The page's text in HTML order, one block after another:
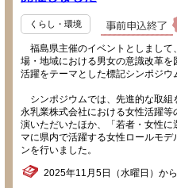
くらし・環境
福島県主催のイベントとしまして
場・地域における男女の意識改革
活躍をテーマとした標記シンポジウ
シンポジウムでは、先進的な取組
永乳業株式会社における女性活躍
演いただいたほか、「若者・女性
マに県内で活躍する女性ロールモ
ンを行いました。
2025年11月5日（水曜日）か